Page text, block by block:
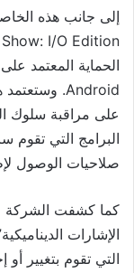
إلى جانب هذه
I/O Edition
الحماية المعتمد
Android. وستعتمد
على مراقبة سلوك
البرامج التي تقوم
صلاحيات الوصول
كما كشفت الشركة
الإشارات
التي تقوم بتغيير أو